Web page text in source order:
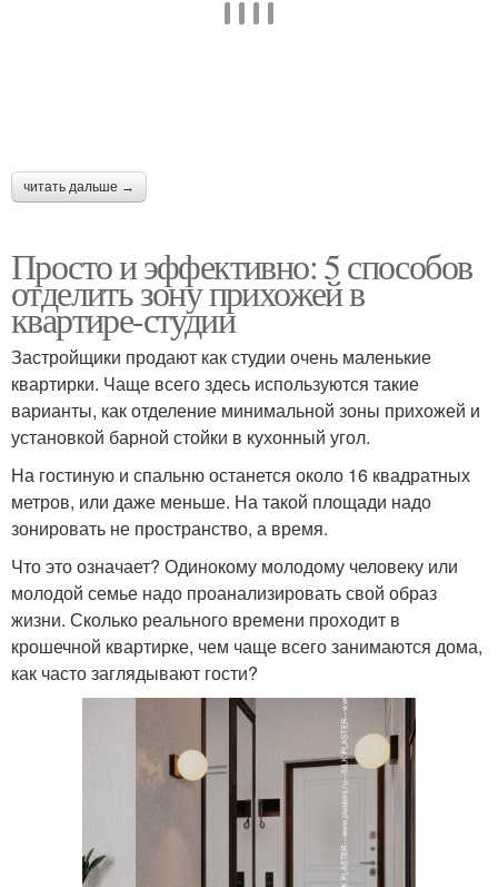
читать дальше →
Просто и эффективно: 5 способов
отделить зону прихожей в
квартире-студии
Застройщики продают как студии очень маленькие
квартирки. Чаще всего здесь используются такие
варианты, как отделение минимальной зоны прихожей и
установкой барной стойки в кухонный угол.
На гостиную и спальню останется около 16 квадратных
метров, или даже меньше. На такой площади надо
зонировать не пространство, а время.
Что это означает? Одинокому молодому человеку или
молодой семье надо проанализировать свой образ
жизни. Сколько реального времени проходит в
крошечной квартирке, чем чаще всего занимаются дома,
как часто заглядывают гости?